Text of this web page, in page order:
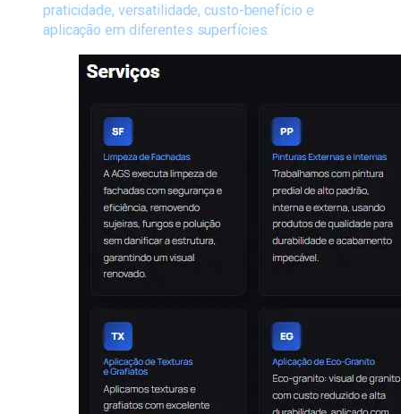
praticidade, versatilidade, custo-benefício e
aplicação em diferentes superfícies.